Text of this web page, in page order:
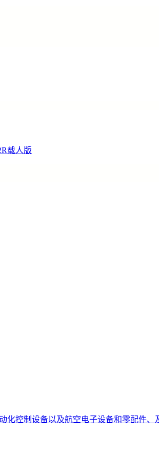
载人版
化控制设备以及航空电子设备和零配件、